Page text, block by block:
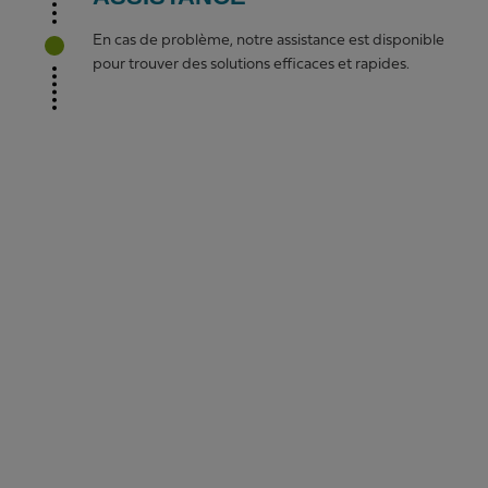
En cas de problème, notre assistance est disponible
pour trouver des solutions efficaces et rapides.